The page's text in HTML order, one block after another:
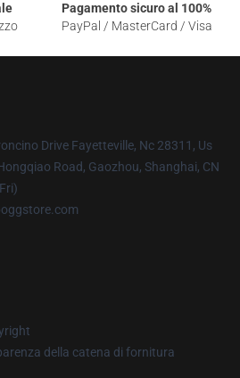
Pagamento sicuro al 100%
PayPal / MasterCard / Visa
Drive Fayetteville, Nc 28311, Us
Road, Gaozhou, Shanghai, CN
della catena di fornitura